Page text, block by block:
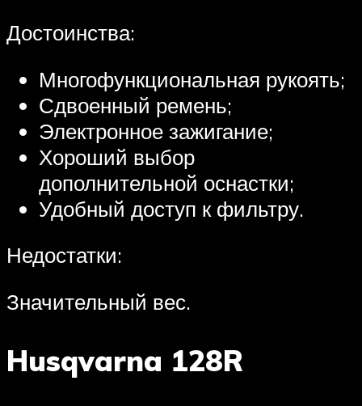
Достоинства:
Многофункциональная рукоять;
Сдвоенный ремень;
Электронное зажигание;
Хороший выбор
дополнительной оснастки;
Удобный доступ к фильтру.
Недостатки:
Значительный вес.
Husqvarna 128R